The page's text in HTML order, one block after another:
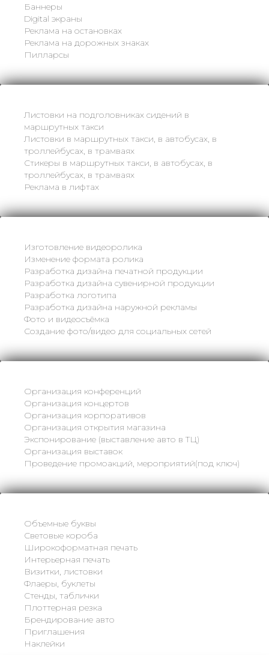
Баннеры
Digital экраны
Реклама на остановках
Реклама на дорожных знаках
Пилларсы
Листовки на подголовниках сидений в
маршрутных такси
Листовки в маршрутных такси, в автобусах, в
троллейбусах, в трамваях
Стикеры в маршрутных такси, в автобусах, в
троллейбусах, в трамваях
Реклама в лифтах
Изготовление видеоролика
Изменение формата ролика
Разработка дизайна печатной продукции
Разработка дизайна сувенирной продукции
Разработка логотипа
Разработка дизайна наружной рекламы
Фото и видеосъёмка
Создание фото/видео для социальных сетей
Организация конференций
Организация концертов
Организация корпоративов
Организация открытия магазина
Экспонирование (выставление авто в ТЦ)
Организация выставок
Проведение промоакций, мероприятий(под ключ)
Объемные буквы
Световые короба
Широкоформатная печать
Интерьерная печать
Визитки, листовки
Флаеры, буклеты
Стенды, таблички
Плоттерная резка
Брендирование авто
Приглашения
Наклейки